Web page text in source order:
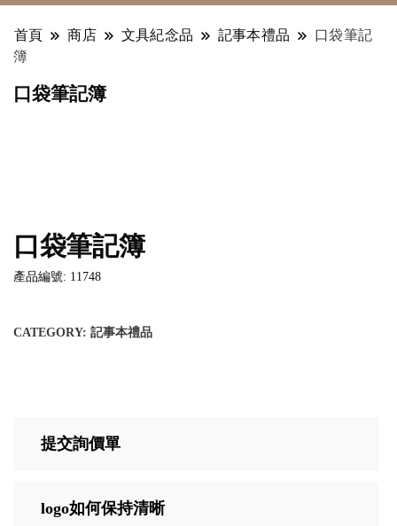
首頁 商店 文具紀念品 記事本禮品
口袋筆記
簿
口袋筆記簿
口袋筆記簿
產品編號: 11748
CATEGORY: 記事本禮品
提交詢價單
logo如何保持清晰